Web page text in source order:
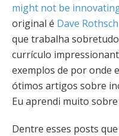
might not be
original é Dave
que trabalha
currículo
exemplos de por onde
ótimos artigos sobre
Eu aprendi muito
Dentre esses posts